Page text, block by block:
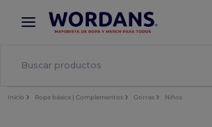
× App de Wordans
¡Mejores precios en app!
Inicio Ropa básica | Complementos Gorras Niños